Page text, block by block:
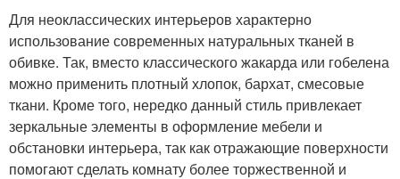
Для неоклассических интерьеров характерно
использование современных натуральных тканей в
обивке. Так, вместо классического жакарда или гобелена
можно применить плотный хлопок, бархат, смесовые
ткани. Кроме того, нередко данный стиль привлекает
зеркальные элементы в оформление мебели и
обстановки интерьера, так как отражающие поверхности
помогают сделать комнату более торжественной и